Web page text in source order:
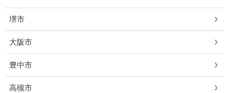
堺市
大阪市
豊中市
高槻市